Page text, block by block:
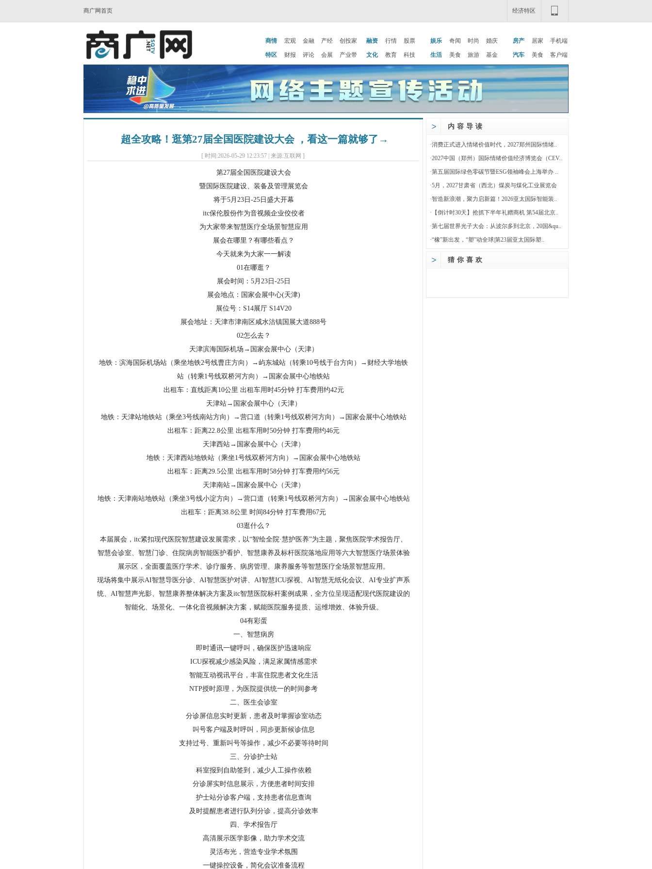
商广网首页 经济特区
商情 宏观 金融 产经 创投家 融资 行情 股票 娱乐 奇闻 时尚 婚庆 房产 居家 手机端
特区 财报 评论 会展 产业带 文化 教育 科技 生活 美食 旅游 基金 汽车 美食 客户端
超全攻略！逛第27届全国医院建设大会 ，看这一篇就够了→
[ 时间:2026-05-29 12:23:57 | 来源:互联网 ]
第27届全国医院建设大会
暨国际医院建设、装备及管理展览会
将于5月23日-25日盛大开幕
itc保伦股份作为音视频企业佼佼者
为大家带来智慧医疗全场景智慧应用
展会在哪里？有哪些看点？
今天就来为大家一一解读
01在哪逛？
展会时间：5月23日-25日
展会地点：国家会展中心(天津)
展位号：S14展厅 S14V20
展会地址：天津市津南区咸水沽镇国展大道888号
02怎么去？
天津滨海国际机场→国家会展中心（天津）
地铁：滨海国际机场站（乘坐地铁2号线曹庄方向）→屿东城站（转乘10号线于台方向）→财经大学地铁
站（转乘1号线双桥河方向）→国家会展中心地铁站
出租车：直线距离10公里 出租车用时45分钟 打车费用约42元
天津站→国家会展中心（天津）
地铁：天津站地铁站（乘坐3号线南站方向）→营口道（转乘1号线双桥河方向）→国家会展中心地铁站
出租车：距离22.8公里 出租车用时50分钟 打车费用约46元
天津西站→国家会展中心（天津）
地铁：天津西站地铁站（乘坐1号线双桥河方向）→国家会展中心地铁站
出租车：距离29.5公里 出租车用时58分钟 打车费用约56元
天津南站→国家会展中心（天津）
地铁：天津南站地铁站（乘坐3号线小淀方向）→营口道（转乘1号线双桥河方向）→国家会展中心地铁站
出租车：距离38.8公里 时间84分钟 打车费用67元
03逛什么？
本届展会，itc紧扣现代医院智慧建设发展需求，以“智绘全院·慧护医养”为主题，聚焦医院学术报告厅、
智慧会诊室、智慧门诊、住院病房智能医护看护、智慧康养及标杆医院落地应用等六大智慧医疗场景体验
展示区，全面覆盖医疗学术、诊疗服务、病房管理、康养服务等智慧医疗全场景智慧应用。
现场将集中展示AI智慧导医分诊、AI智慧医护对讲、AI智慧ICU探视、AI智慧无纸化会议、AI专业扩声系
统、AI智慧声光影、智慧康养整体解决方案及itc智慧医院标杆案例成果，全方位呈现适配现代医院建设的
智能化、场景化、一体化音视频解决方案，赋能医院服务提质、运维增效、体验升级。
04有彩蛋
一、智慧病房
即时通讯一键呼叫，确保医护迅速响应
ICU探视减少感染风险，满足家属情感需求
智能互动视讯平台，丰富住院患者文化生活
NTP授时原理，为医院提供统一的时间参考
二、医生会诊室
分诊屏信息实时更新，患者及时掌握诊室动态
叫号客户端及时呼叫，同步更新候诊信息
支持过号、重新叫号等操作，减少不必要等待时间
三、分诊护士站
科室报到自助签到，减少人工操作依赖
分诊屏实时信息展示，方便患者时间安排
护士站分诊客户端，支持患者信息查询
及时提醒患者进行队列分诊，提高分诊效率
四、学术报告厅
高清展示医学影像，助力学术交流
灵活布光，营造专业学术氛围
一键操控设备，简化会议准备流程
内容导读
·消费正式进入情绪价值时代，2027郑州国际情绪..
·2027中国（郑州）国际情绪价值经济博览会（CEV..
·第五届国际绿色零碳节暨ESG领袖峰会上海举办 ..
·5月，2027甘肃省（西北）煤炭与煤化工业展览会
·智造新浪潮，聚力启新篇！2026亚太国际智能装..
· 【倒计时30天】抢抓下半年礼赠商机 第54届北京..
·第七届世界光子大会：从波尔多到北京，20国&qu..
·“橡”新出发，“塑”动全球|第23届亚太国际塑..
猜你喜欢